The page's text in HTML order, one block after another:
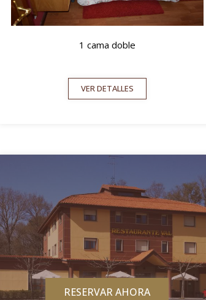
1 cama doble
VER DETALLES
RESERVAR AHORA